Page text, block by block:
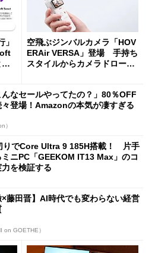
」
空飛ぶジンバルカメラ「HOV
ERAir VERSA」登場 手持ち
スタイルからカメラドローン
んなセールやってたの？」80％OFF
々登場！Amazonの本気が凄すぎる
）
りでCore Ultra 9 185H搭載！ 片手
ニPC「GEEKOM IT13 Max」のコ
を検証する
×藤田晋】AI時代でも変わらない経営
on GOETHE）